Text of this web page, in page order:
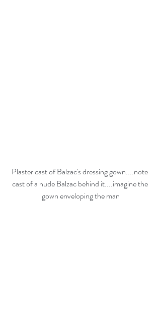
Plaster cast of Balzac's dressing gown....note
cast of a nude Balzac behind it....imagine the
gown enveloping the man